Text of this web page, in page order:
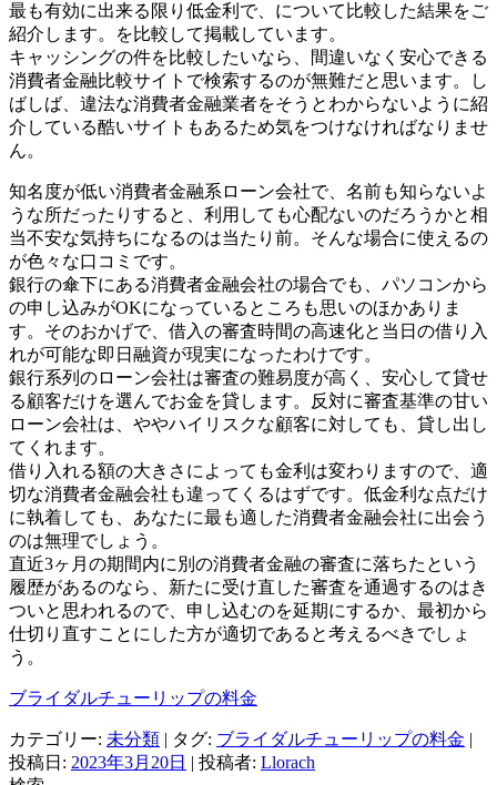
最も有効に出来る限り低金利で、について比較した結果をご
紹介します。を比較して掲載しています。
キャッシングの件を比較したいなら、間違いなく安心できる
消費者金融比較サイトで検索するのが無難だと思います。し
ばしば、違法な消費者金融業者をそうとわからないように紹
介している酷いサイトもあるため気をつけなければなりませ
ん。
知名度が低い消費者金融系ローン会社で、名前も知らないよ
うな所だったりすると、利用しても心配ないのだろうかと相
当不安な気持ちになるのは当たり前。そんな場合に使えるの
が色々な口コミです。
銀行の傘下にある消費者金融会社の場合でも、パソコンから
の申し込みがOKになっているところも思いのほかありま
す。そのおかげで、借入の審査時間の高速化と当日の借り入
れが可能な即日融資が現実になったわけです。
銀行系列のローン会社は審査の難易度が高く、安心して貸せ
る顧客だけを選んでお金を貸します。反対に審査基準の甘い
ローン会社は、ややハイリスクな顧客に対しても、貸し出し
てくれます。
借り入れる額の大きさによっても金利は変わりますので、適
切な消費者金融会社も違ってくるはずです。低金利な点だけ
に執着しても、あなたに最も適した消費者金融会社に出会う
のは無理でしょう。
直近3ヶ月の期間内に別の消費者金融の審査に落ちたという
履歴があるのなら、新たに受け直した審査を通過するのはき
ついと思われるので、申し込むのを延期にするか、最初から
仕切り直すことにした方が適切であると考えるべきでしょ
う。
ブライダルチューリップの料金
カテゴリー: 未分類 | タグ: ブライダルチューリップの料金 |
投稿日: 2023年3月20日 | 投稿者: Llorach